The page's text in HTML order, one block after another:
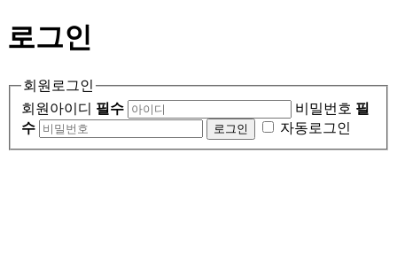
로그인
회원로그인
회원아이디 필수 비밀번호 필
수
자동로그인